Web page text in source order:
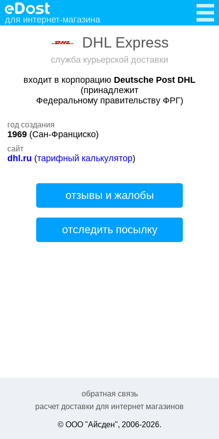
для интернет-магазина
DHL Express
служба курьерской доставки
входит в корпорацию Deutsche Post DHL
(принадлежит
Федеральному правительству ФРГ)
год создания
1969 (Сан-Франциско)
сайт
dhl.ru (тарифный калькулятор)
отзывы и жалобы
отследить посылку
обратная связь
расчет доставки для интернет магазинов
© ООО "Айсден", 2006-2026.